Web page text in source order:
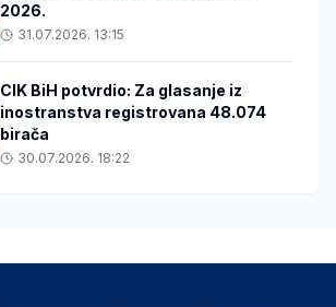
2026.
31.07.2026. 13:15
CIK BiH potvrdio: Za glasanje iz
inostranstva registrovana 48.074
birača
30.07.2026. 18:22